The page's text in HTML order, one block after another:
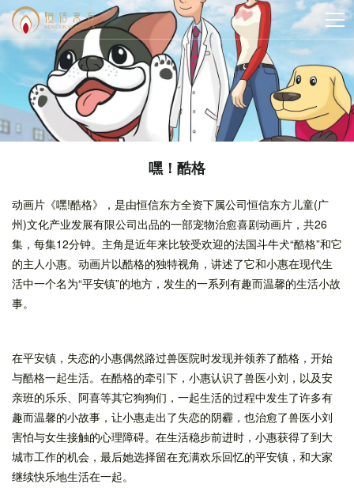
嘿！酷格
动画片《嘿!酷格》，是由恒信东方全资下属公司恒信东方儿童(广
州)文化产业发展有限公司出品的一部宠物治愈喜剧动画片，共26
集，每集12分钟。主角是近年来比较受欢迎的法国斗牛犬“酷格”和它
的主人小惠。动画片以酷格的独特视角，讲述了它和小惠在现代生
活中一个名为“平安镇”的地方，发生的一系列有趣而温馨的生活小故
事。
在平安镇，失恋的小惠偶然路过兽医院时发现并领养了酷格，开始
与酷格一起生活。在酷格的牵引下，小惠认识了兽医小刘，以及安
亲班的乐乐、阿喜等其它狗狗们，一起生活的过程中发生了许多有
趣而温馨的小故事，让小惠走出了失恋的阴霾，也治愈了兽医小刘
害怕与女生接触的心理障碍。在生活稳步前进时，小惠获得了到大
城市工作的机会，最后她选择留在充满欢乐回忆的平安镇，和大家
继续快乐地生活在一起。